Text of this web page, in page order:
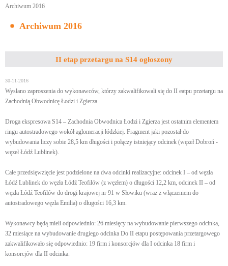
Archiwum 2016
Archiwum 2016
II etap przetargu na S14 ogłoszony
30-11-2016
Wysłano zaproszenia do wykonawców, którzy zakwalifikowali się do II eatpu przetargu na
Zachodnią Obwodnicę Łodzi i Zgierza.
Droga ekspresowa S14 – Zachodnia Obwodnica Łodzi i Zgierza jest ostatnim elementem
ringu autostradowego wokół aglomeracji łódzkiej. Fragment jaki pozostał do
wybudowania liczy sobie 28,5 km długości i połączy istniejący odcinek (węzeł Dobroń -
węzeł Łódź Lublinek).
Całe przedsięwzięcie jest podzielone na dwa odcinki realizacyjne: odcinek I – od węzła
Łódź Lublinek do węzła Łódź Teofilów (z węzłem) o długości 12,2 km, odcinek II – od
węzła Łódź Teofilów do drogi krajowej nr 91 w Słowiku (wraz z włączeniem do
autostradowego węzła Emilia) o długości 16,3 km.
Wykonawcy będą mieli odpowiednio: 26 miesięcy na wybudowanie pierwszego odcinka,
32 miesiące na wybudowanie drugiego odcinka Do II etapu postępowania przetargowego
zakwalifikowało się odpowiednio: 19 firm i konsorcjów dla I odcinka 18 firm i
konsorcjów dla II odcinka.